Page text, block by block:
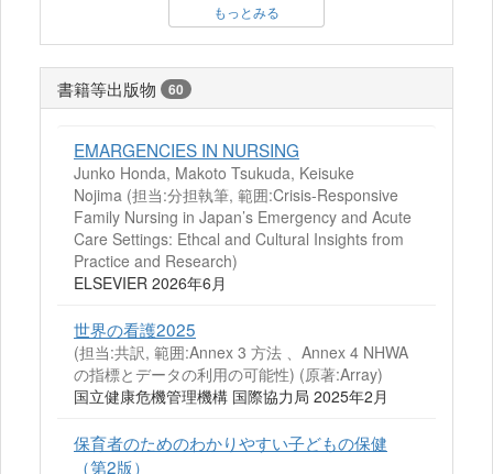
もっとみる
書籍等出版物 60
EMARGENCIES IN NURSING
Junko Honda, Makoto Tsukuda, Keisuke
Nojima (担当:分担執筆, 範囲:Crisis-Responsive
Family Nursing in Japan’s Emergency and Acute
Care Settings: Ethcal and Cultural Insights from
Practice and Research)
ELSEVIER 2026年6月
世界の看護2025
(担当:共訳, 範囲:Annex 3 方法 、Annex 4 NHWA
の指標とデータの利用の可能性) (原著:Array)
国立健康危機管理機構 国際協力局 2025年2月
保育者のためのわかりやすい子どもの保健
（第2版）